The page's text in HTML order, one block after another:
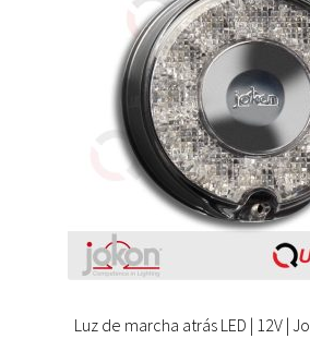
Luz de marcha atrás LED | 12V |